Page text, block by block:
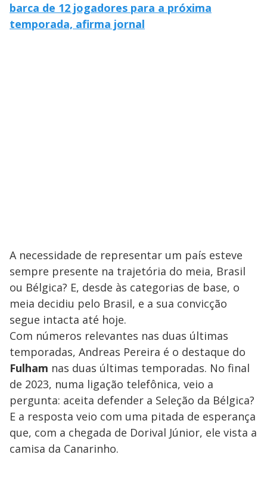
barca de 12 jogadores para a próxima
temporada, afirma jornal
A necessidade de representar um país esteve
sempre presente na trajetória do meia, Brasil
ou Bélgica? E, desde às categorias de base, o
meia decidiu pelo Brasil, e a sua convicção
segue intacta até hoje.
Com números relevantes nas duas últimas
temporadas, Andreas Pereira é o destaque do
Fulham nas duas últimas temporadas. No final
de 2023, numa ligação telefônica, veio a
pergunta: aceita defender a Seleção da Bélgica?
E a resposta veio com uma pitada de esperança
que, com a chegada de Dorival Júnior, ele vista a
camisa da Canarinho.